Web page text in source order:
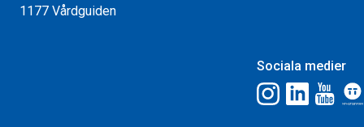
1177 Vårdguiden
Sociala medier